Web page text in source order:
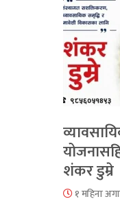
शंकर डुम्रे
१ महिना